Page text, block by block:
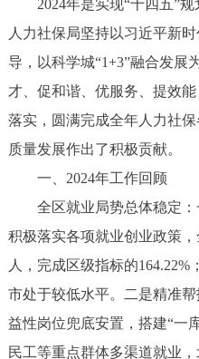
2024年是实现“十四五”规
人力社保局坚持以习近平新
导，以科学城“1+3”融合发展
才、促和谐、优服务、提效
落实，圆满完成全年人力社
质量发展作出了积极贡献。
一、2024年工作回顾
全区就业局势总体稳定：
积极落实各项就业创业政策
人，完成区级指标的
市处于较低水平。二是精准
益性岗位兜底安置，搭建“一
民工等重点群体多渠道就业